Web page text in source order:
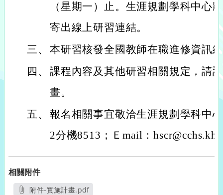
（星期一）止。生涯規劃學科中心
寄出線上研習連結。
三、 本研習核發全國教師在職進修資訊
四、 課程內容及其他研習相關規定，請
畫。
五、 報名相關事宜敬洽生涯規劃學科中
2分機8513；Ｅmail：
相關附件
附件-實施計畫.pdf